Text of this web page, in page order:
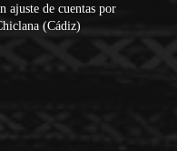
ajuste de cuentas por
(Cádiz)